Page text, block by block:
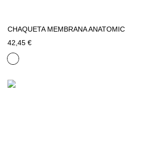
CHAQUETA MEMBRANA ANATOMIC
42,45 €